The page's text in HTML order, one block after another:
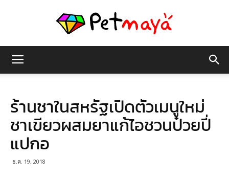
มายา
ร้านชาในสหรัฐเปิดตัวเมนูใหม่
ชาเขียวผสมยาแก้ไอชวนป๋วยปี่
แปกอ
ธ.ค. 19, 2018